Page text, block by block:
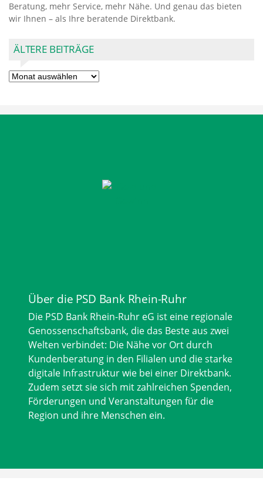
Beratung, mehr Service, mehr Nähe. Und genau das bieten
wir Ihnen – als Ihre beratende Direktbank.
ÄLTERE BEITRÄGE
Ältere
Über die PSD Bank Rhein-Ruhr
Die PSD Bank Rhein-Ruhr eG ist eine regionale
Genossenschaftsbank, die das Beste aus zwei
Welten verbindet: Die Nähe vor Ort durch
Kundenberatung in den Filialen und die starke
digitale Infrastruktur wie bei einer Direktbank.
Zudem setzt sie sich mit zahlreichen Spenden,
Förderungen und Veranstaltungen für die
Region und ihre Menschen ein.